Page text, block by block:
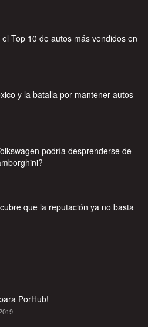
Top 10 de autos más vendidos en
y la batalla por mantener autos
podría desprenderse de
que la reputación ya no basta
PorHub!